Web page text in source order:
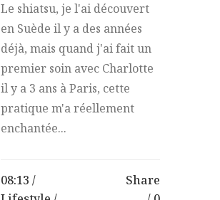
Le shiatsu, je l'ai découvert
en Suède il y a des années
déjà, mais quand j'ai fait un
premier soin avec Charlotte
il y a 3 ans à Paris, cette
pratique m'a réellement
enchantée...
08:13 /
Share